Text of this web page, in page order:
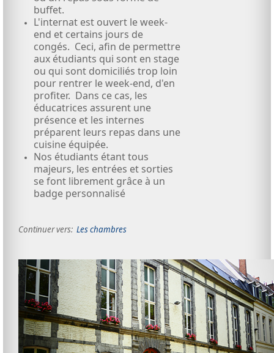
buffet.
L'internat est ouvert le week-
end et certains jours de
congés. Ceci, afin de permettre
aux étudiants qui sont en stage
ou qui sont domiciliés trop loin
pour rentrer le week-end, d'en
profiter. Dans ce cas, les
éducatrices assurent une
présence et les internes
préparent leurs repas dans une
cuisine équipée.
Nos étudiants étant tous
majeurs, les entrées et sorties
se font librement grâce à un
badge personnalisé
Continuer vers: Les chambres